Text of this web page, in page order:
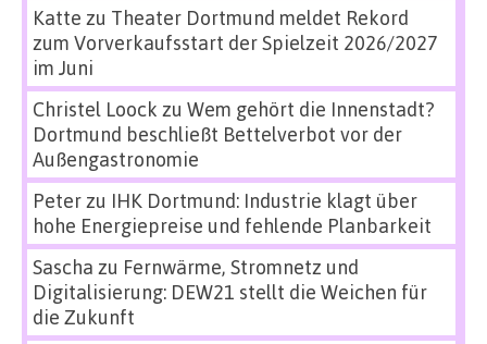
Katte zu Theater Dortmund meldet Rekord
zum Vorverkaufsstart der Spielzeit 2026/2027
im Juni
Christel Loock zu Wem gehört die Innenstadt?
Dortmund beschließt Bettelverbot vor der
Außengastronomie
Peterzu IHK Dortmund: Industrie klagt über
hohe Energiepreise und fehlende Planbarkeit
Sascha zu Fernwärme, Stromnetz und
Digitalisierung: DEW21 stellt die Weichen für
die Zukunft